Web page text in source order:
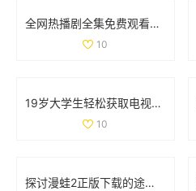
全网热播剧全集免费观看下载攻略，轻松享受精彩剧情之旅
10
19岁大学生轻松获取电视剧免费观看软件的秘密分享
10
探讨漫蛙2正版下载的途径与注意事项以确保安全畅享游戏体验